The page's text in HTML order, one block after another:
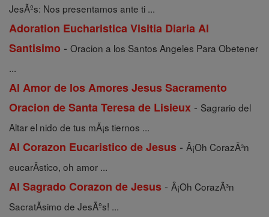
JesÃºs: Nos presentamos ante ti ...
Adoration Eucharistica Visitia Diaria Al
Santisimo - Oracion a los Santos Angeles Para Obetener
...
Al Amor de los Amores Jesus Sacramento
Oracion de Santa Teresa de Lisieux - Sagrario del
Altar el nido de tus mÃ¡s tiernos ...
Al Corazon Eucaristico de Jesus - Â¡Oh CorazÃ³n
eucarÃ­stico, oh amor ...
Al Sagrado Corazon de Jesus - Â¡Oh CorazÃ³n
SacratÃ­simo de JesÃºs! ...